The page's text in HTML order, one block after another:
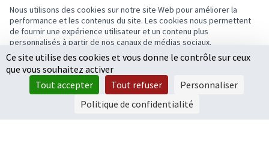
Nous utilisons des cookies sur notre site Web pour améliorer la
performance et les contenus du site. Les cookies nous permettent
de fournir une expérience utilisateur et un contenu plus
personnalisés à partir de nos canaux de médias sociaux.
Tout accepter
Accepter seulement les cookies essentiels
Paramètres
18/ La fresque des droits de l'enfant
L’objectif de ce projet est de sensibiliser sur les droits de
réaliser...
Education
12 000 €
Ce site utilise des cookies et vous donne le contrôle sur ceux
que vous souhaitez activer
Tout accepter
Tout refuser
Personnaliser
Politique de confidentialité